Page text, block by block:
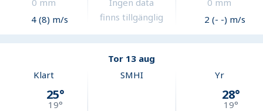
0 mm
4 (8) m/s
Ingen data
finns tillgänglig
0 mm
2 (- -) m/s
Tor 13 aug
Klart
25°
19°
SMHI Yr
28°
19°